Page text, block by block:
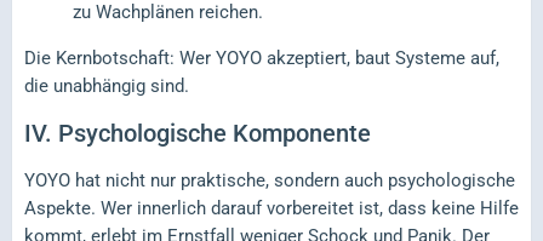
zu Wachplänen reichen.
Die Kernbotschaft: Wer YOYO akzeptiert, baut Systeme auf,
die unabhängig sind.
IV. Psychologische Komponente
YOYO hat nicht nur praktische, sondern auch psychologische
Aspekte. Wer innerlich darauf vorbereitet ist, dass keine Hilfe
kommt, erlebt im Ernstfall weniger Schock und Panik. Der